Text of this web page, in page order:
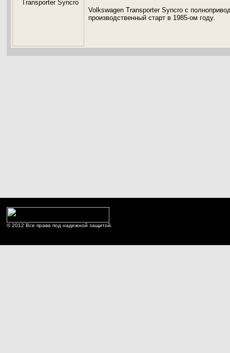
Volkswagen Transporter Syncro с
производственный старт в 1985-ом году.
© 2012 Все права под надежной защитой.